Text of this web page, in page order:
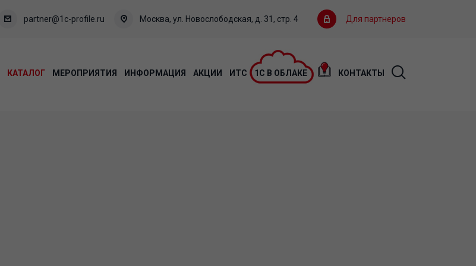
partner@1c-profile.ru Москва, ул. Новослободская, д. 31, стр. 4 Для партнеров
КАТАЛОГ МЕРОПРИЯТИЯ ИНФОРМАЦИЯ АКЦИИ ИТС 1С В ОБЛАКЕ КОНТАКТЫ